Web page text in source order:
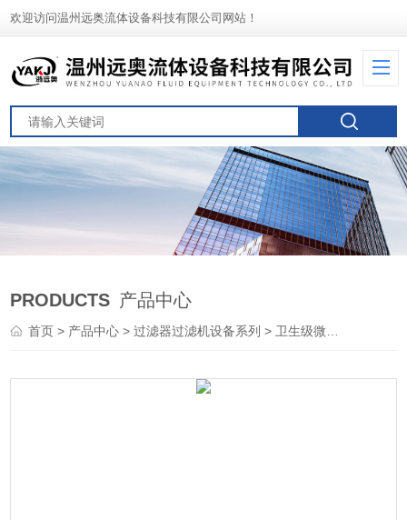
欢迎访问温州远奥流体设备科技有限公司网站！
PRODUCTS 产品中心
首页> 产品中心 >过滤器过滤机设备系列 >卫生级微孔过滤器